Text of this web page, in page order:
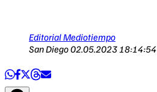
Editorial Mediotiempo
San Diego02.05.2023 18:14:54